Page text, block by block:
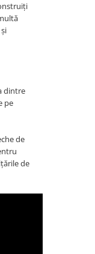
dintre
pe
de
de